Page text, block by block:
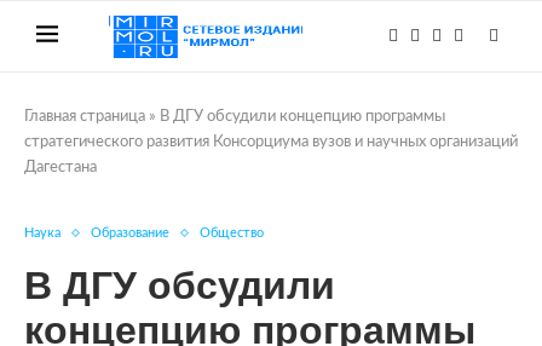
Главная страница » В ДГУ обсудили концепцию программы
стратегического развития Консорциума вузов и научных организаций
Дагестана
Наука Образование Общество
В ДГУ обсудили
концепцию программы